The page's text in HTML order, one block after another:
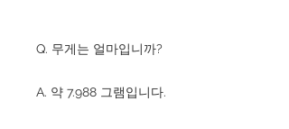
Q. 무게는 얼마입니까?
A. 약 7.988 그램입니다.